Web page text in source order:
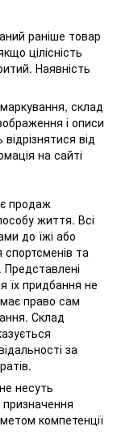
раніше товар
цілісність
Наявність
склад
і описи
від
на сайті
продаж
життя. Всі
до їжі або
та
їх придбання не
право сам
Склад
за
несуть
призначення
компетенції